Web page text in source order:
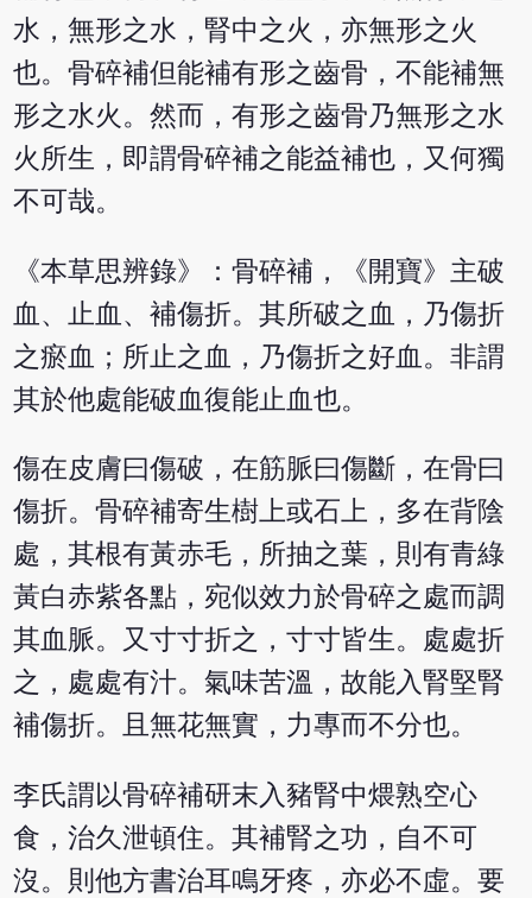
水，無形之水，腎中之火，亦無形之火
也。骨碎補但能補有形之齒骨，不能補無
形之水火。然而，有形之齒骨乃無形之水
火所生，即謂骨碎補之能益補也，又何獨
不可哉。
《本草思辨錄》：骨碎補，《開寶》主破
血、止血、補傷折。其所破之血，乃傷折
之瘀血；所止之血，乃傷折之好血。非謂
其於他處能破血復能止血也。
傷在皮膚曰傷破，在筋脈曰傷斷，在骨曰
傷折。骨碎補寄生樹上或石上，多在背陰
處，其根有黃赤毛，所抽之葉，則有青綠
黃白赤紫各點，宛似效力於骨碎之處而調
其血脈。又寸寸折之，寸寸皆生。處處折
之，處處有汁。氣味苦溫，故能入腎堅腎
補傷折。且無花無實，力專而不分也。
李氏謂以骨碎補研末入豬腎中煨熟空心
食，治久泄頓住。其補腎之功，自不可
沒。則他方書治耳鳴牙疼，亦必不虛。要